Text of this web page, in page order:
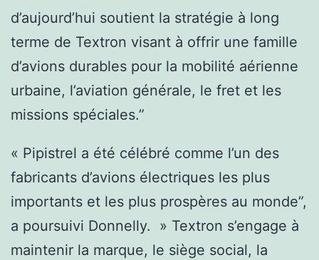
d’aujourd’hui soutient la stratégie à long
terme de Textron visant à offrir une famille
d’avions durables pour la mobilité aérienne
urbaine, l’aviation générale, le fret et les
missions spéciales.”
« Pipistrel a été célébré comme l’un des
fabricants d’avions électriques les plus
importants et les plus prospères au monde”,
a poursuivi Donnelly. » Textron s’engage à
maintenir la marque, le siège social, la